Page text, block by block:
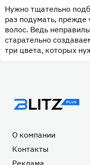
Нужно тщательно
раз подумать,
волос. Ведь
старательно
три цвета, которых
Подвал
О компании
Контакты
Реклама